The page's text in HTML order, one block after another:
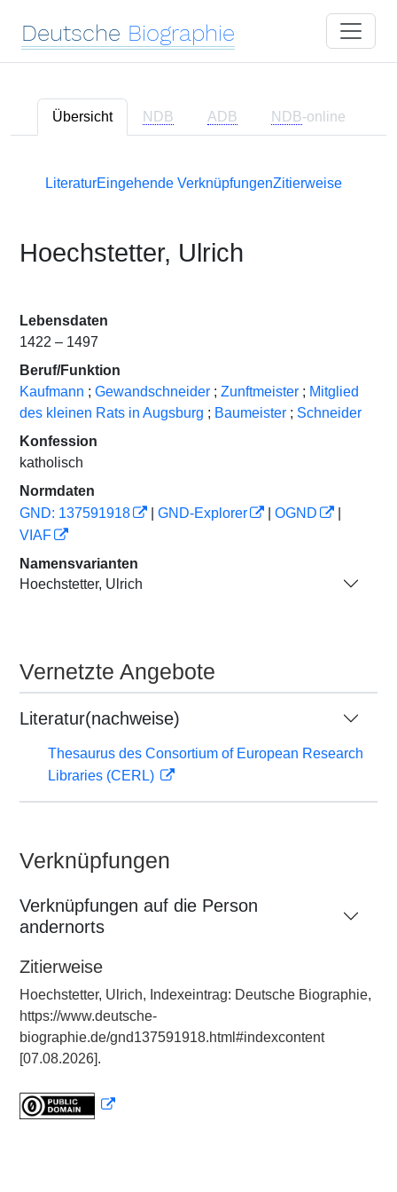
Deutsche Biographie
Übersicht NDB ADB NDB-online
LiteraturEingehende VerknüpfungenZitierweise
Hoechstetter, Ulrich
Lebensdaten
1422 – 1497
Beruf/Funktion
Kaufmann ; Gewandschneider ; Zunftmeister ; Mitglied
des kleinen Rats in Augsburg ; Baumeister ; Schneider
Konfession
katholisch
Normdaten
GND: 137591918
GND-Explorer OGND
VIAF
Namensvarianten
Hoechstetter, Ulrich
Vernetzte Angebote
Literatur(nachweise)
Thesaurus des Consortium of European Research
Libraries (CERL)
Verknüpfungen
Verknüpfungen auf die Person
andernorts
Zitierweise
Hoechstetter, Ulrich, Indexeintrag: Deutsche Biographie,
https://www.deutsche-
biographie.de/gnd137591918.html#indexcontent
[07.08.2026].